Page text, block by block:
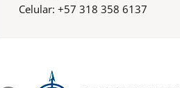
Celular: +57 318 358 6137